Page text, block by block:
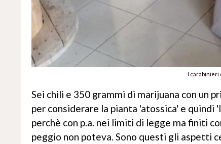
I carabinieri
Sei chili e 350 grammi di marijuana con un
per considerare la pianta 'atossica' e
perchè con p.a. nei limiti di legge ma finiti
peggio non poteva. Sono questi gli aspetti